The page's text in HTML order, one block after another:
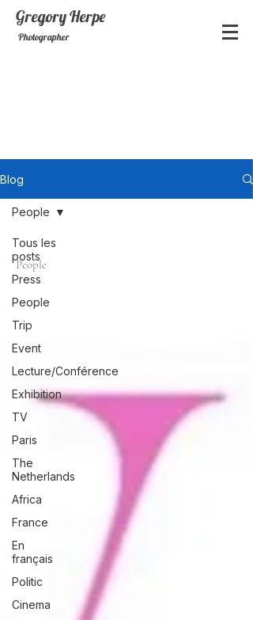
GregoryHerpe
Photographer
Blog
Tous les
posts
Press
People
Trip
Event
Lecture/Conférence
Exhibition
TV
Paris
The
Netherlands
Africa
France
En
français
Politic
Cinema
People
People